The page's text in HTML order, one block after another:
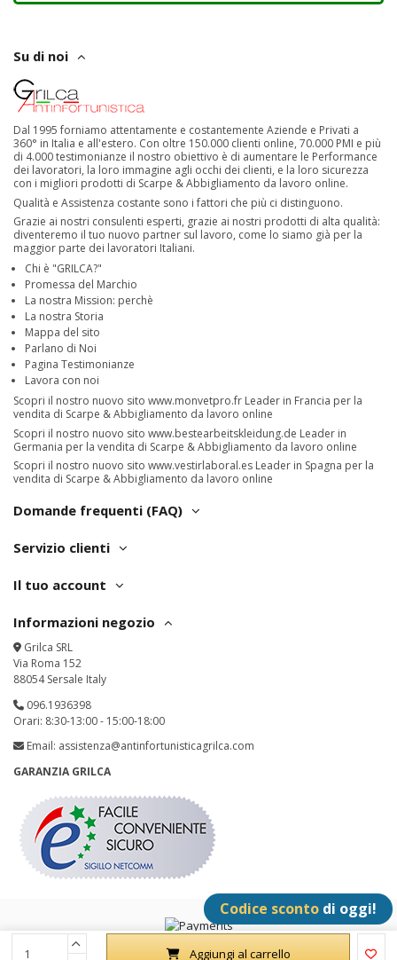
Aggiungi al carrello
Su di noi
Dal 1995 forniamo attentamente e costantemente Aziende e Privati a
360° in Italia e all'estero. Con oltre 150.000 clienti online, 70.000 PMI e più
di 4.000 testimonianze il nostro obiettivo è di aumentare le Performance
dei lavoratori, la loro immagine agli occhi dei clienti, e la loro sicurezza
con i migliori prodotti di Scarpe & Abbigliamento da lavoro online.
Qualità e Assistenza costante sono i fattori che più ci distinguono.
Grazie ai nostri consulenti esperti, grazie ai nostri prodotti di alta qualità:
diventeremo il tuo nuovo partner sul lavoro, come lo siamo già per la
maggior parte dei lavoratori Italiani.
Chi è "GRILCA?"
Promessa del Marchio
La nostra Mission: perchè
La nostra Storia
Mappa del sito
Parlano di Noi
Pagina Testimonianze
Lavora con noi
Scopri il nostro nuovo sito www.monvetpro.fr Leader in Francia per la
vendita di Scarpe & Abbigliamento da lavoro online
Scopri il nostro nuovo sito www.bestearbeitskleidung.de Leader in
Germania per la vendita di Scarpe & Abbigliamento da lavoro online
Scopri il nostro nuovo sito www.vestirlaboral.es Leader in Spagna per la
vendita di Scarpe & Abbigliamento da lavoro online
Domande frequenti (FAQ)
Servizio clienti
Il tuo account
Informazioni negozio
Grilca SRL
Via Roma 152
88054 Sersale Italy
096.1936398
Orari: 8:30-13:00 - 15:00-18:00
Email: assistenza@antinfortunisticagrilca.com
GARANZIA GRILCA
Grilca SRL - P.IVA: IT02342180797 - All Rights Reserved
Codice sconto di oggi!